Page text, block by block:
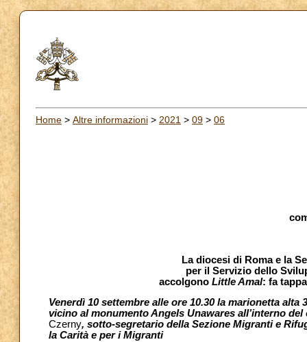
Home > Altre informazioni > 2021 > 09 > 06
La diocesi di Roma e la
per il Servizio dello
accolgono Little Amal: fa
Venerdì 10 settembre alle ore 10.30 la marionetta
vicino al monumento Angels Unawares all’interno
Czerny, sotto-segretario della Sezione Migranti e
la Carità e per i Migranti